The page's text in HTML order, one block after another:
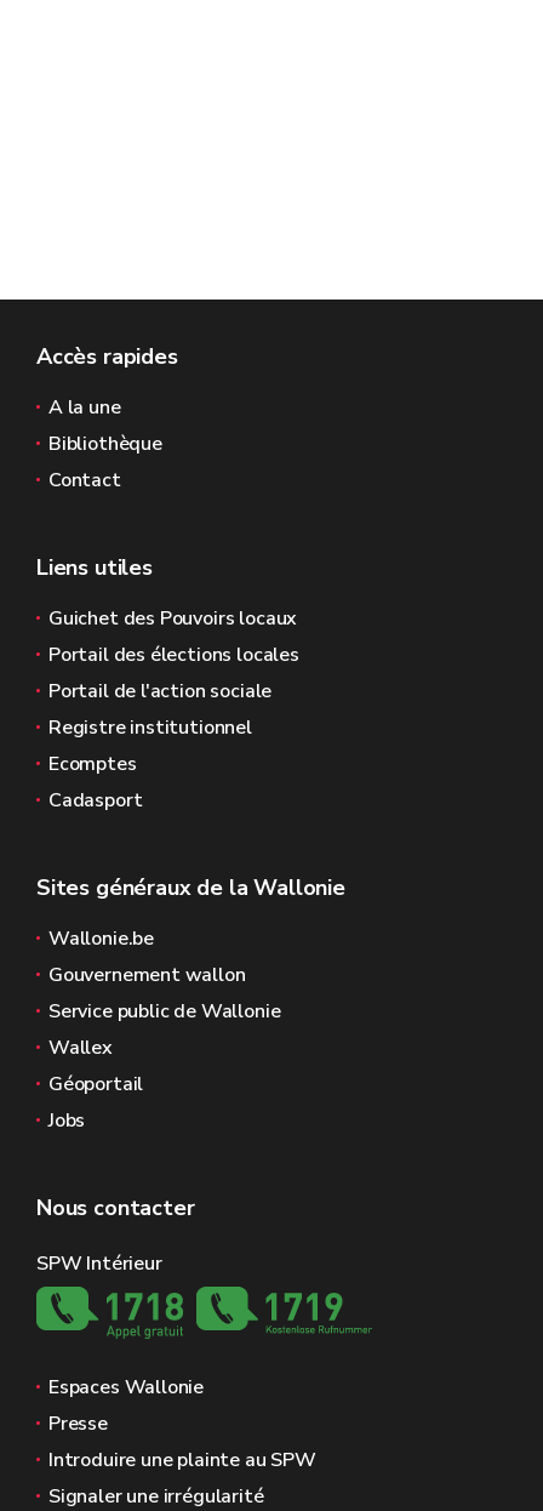
Accès rapides
A la une
Bibliothèque
Contact
Liens utiles
Guichet des Pouvoirs locaux
Portail des élections locales
Portail de l'action sociale
Registre institutionnel
Ecomptes
Cadasport
Sites généraux de la Wallonie
Wallonie.be
Gouvernement wallon
Service public de Wallonie
Wallex
Géoportail
Jobs
Nous contacter
SPW Intérieur
Espaces Wallonie
Presse
Introduire une plainte au SPW
Signaler une irrégularité